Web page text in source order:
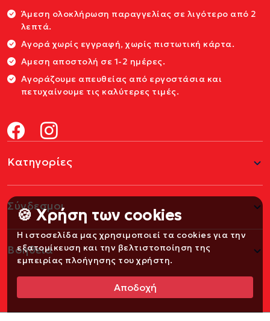
🍪 Χρήση των cookies
Η ιστοσελίδα μας χρησιμοποιεί τα cookies για την
εξατομίκευση και την βελτιστοποίηση της
εμπειρίας πλοήγησης του χρήστη.
Αποδοχή
Άμεση ολοκλήρωση παραγγελίας σε λιγότερο από 2
λεπτά.
Αγορά χωρίς εγγραφή, χωρίς πιστωτική κάρτα.
Αμεση αποστολή σε 1-2 ημέρες.
Αγοράζουμε απευθείας από εργοστάσια και
πετυχαίνουμε τις καλύτερες τιμές.
Κατηγορίες
Σύνδεσμοι
Βοήθεια